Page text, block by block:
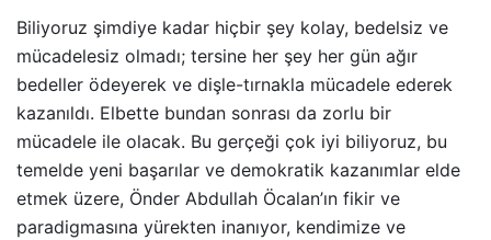
Biliyoruz şimdiye kadar hiçbir şey kolay, bedelsiz ve
mücadelesiz olmadı; tersine her şey her gün ağır
bedeller ödeyerek ve dişle-tırnakla mücadele ederek
kazanıldı. Elbette bundan sonrası da zorlu bir
mücadele ile olacak. Bu gerçeği çok iyi biliyoruz, bu
temelde yeni başarılar ve demokratik kazanımlar elde
etmek üzere, Önder Abdullah Öcalan’ın fikir ve
paradigmasına yürekten inanıyor, kendimize ve